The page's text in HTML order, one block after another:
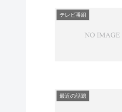
テレビ番組
最近の話題